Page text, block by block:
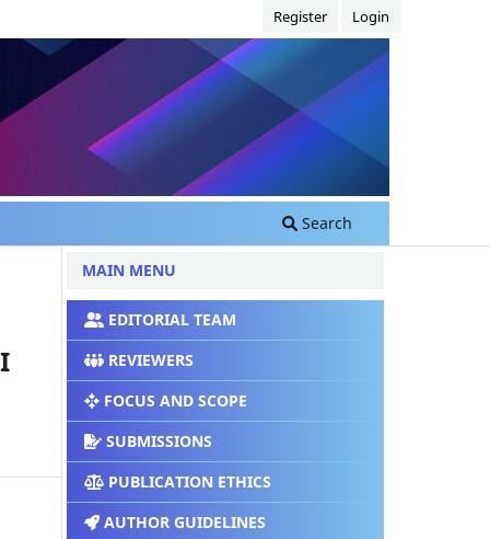
Search
Register Login
MAIN MENU
EDITORIAL TEAM
REVIEWERS
FOCUS AND SCOPE
SUBMISSIONS
PUBLICATION ETHICS
AUTHOR GUIDELINES